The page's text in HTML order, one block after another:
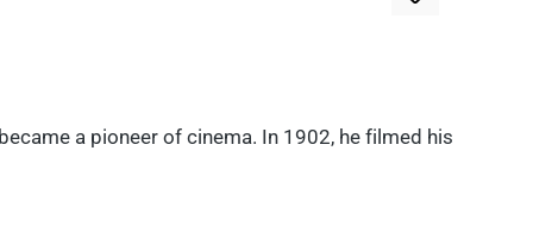
a pioneer of cinema. In 1902, he filmed his